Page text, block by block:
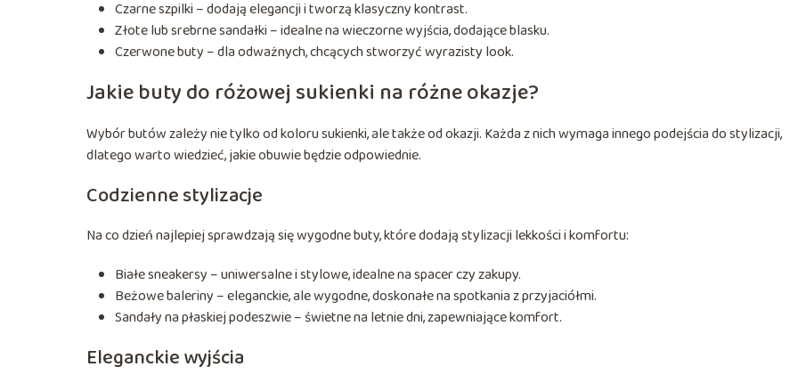
Czarne szpilki – dodają elegancji i tworzą klasyczny kontrast.
Złote lub srebrne sandałki – idealne na wieczorne wyjścia, dodające blasku.
Czerwone buty – dla odważnych, chcących stworzyć wyrazisty look.
Jakie buty do różowej sukienki na różne okazje?
Wybór butów zależy nie tylko od koloru sukienki, ale także od okazji. Każda z nich wymaga innego podejścia do stylizacji,
dlatego warto wiedzieć, jakie obuwie będzie odpowiednie.
Codzienne stylizacje
Na co dzień najlepiej sprawdzają się wygodne buty, które dodają stylizacji lekkości i komfortu:
Białe sneakersy – uniwersalne i stylowe, idealne na spacer czy zakupy.
Beżowe baleriny – eleganckie, ale wygodne, doskonałe na spotkania z przyjaciółmi.
Sandały na płaskiej podeszwie – świetne na letnie dni, zapewniające komfort.
Eleganckie wyjścia